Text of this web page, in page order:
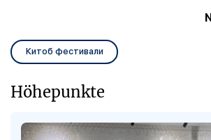
Китоб фестивали
Höhepunkte